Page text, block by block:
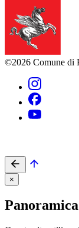
©2026 Comune di
×